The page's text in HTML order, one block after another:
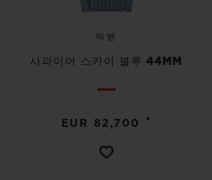
빅뱅
사파이어 스카이 블루 44MM
EUR 82,700 •